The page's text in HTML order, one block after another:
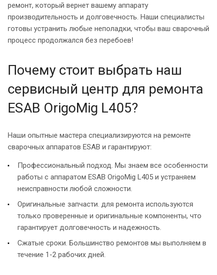
ремонт, который вернет вашему аппарату
производительность и долговечность. Наши специалисты
готовы устранить любые неполадки, чтобы ваш сварочный
процесс продолжался без перебоев!
Почему стоит выбрать наш
сервисный центр для ремонта
ESAB OrigoMig L405?
Наши опытные мастера специализируются на ремонте
сварочных аппаратов ESAB и гарантируют:
Профессиональный подход. Мы знаем все особенности
работы с аппаратом ESAB OrigoMig L405 и устраняем
неисправности любой сложности.
Оригинальные запчасти. для ремонта используются
только проверенные и оригинальные компоненты, что
гарантирует долговечность и надежность.
Сжатые сроки. Большинство ремонтов мы выполняем в
течение 1-2 рабочих дней.